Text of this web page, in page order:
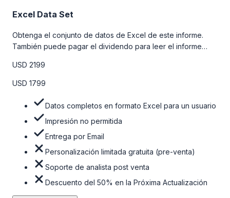
Excel Data Set
Obtenga el conjunto de datos de Excel de este informe.
También puede pagar el dividendo para leer el informe
la tabla de precios a continuación.
USD 2199
USD 1799
Datos completos en formato Excel para un usuario
Impresión no permitida
Entrega por Email
Personalización limitada gratuita (pre-venta)
Soporte de analista post venta
Descuento del 50% en la Próxima Actualización